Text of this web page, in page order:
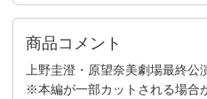
商品コメント
上野圭澄・原望奈美劇場最終公
※本編が一部カットされる場合